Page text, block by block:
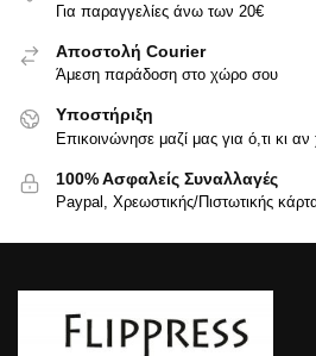
Για παραγγελίες άνω των 20€
Αποστολή Courier
Άμεση παράδοση στο χώρο σου
Υποστήριξη
Επικοινώνησε μαζί μας για ό,τι κι αν
100% Ασφαλείς Συναλλαγές
Paypal, Χρεωστικής/Πιστωτικής